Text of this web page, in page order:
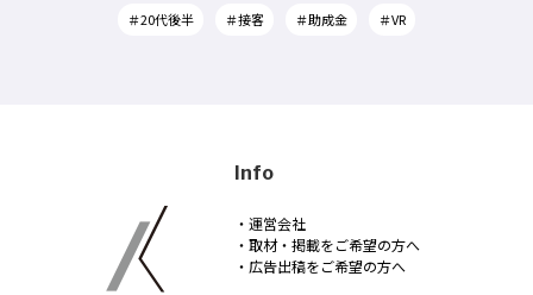
＃20代後半 ＃接客 ＃助成金 ＃VR
Info
・運営会社
・取材・掲載をご希望の方へ
・広告出稿をご希望の方へ